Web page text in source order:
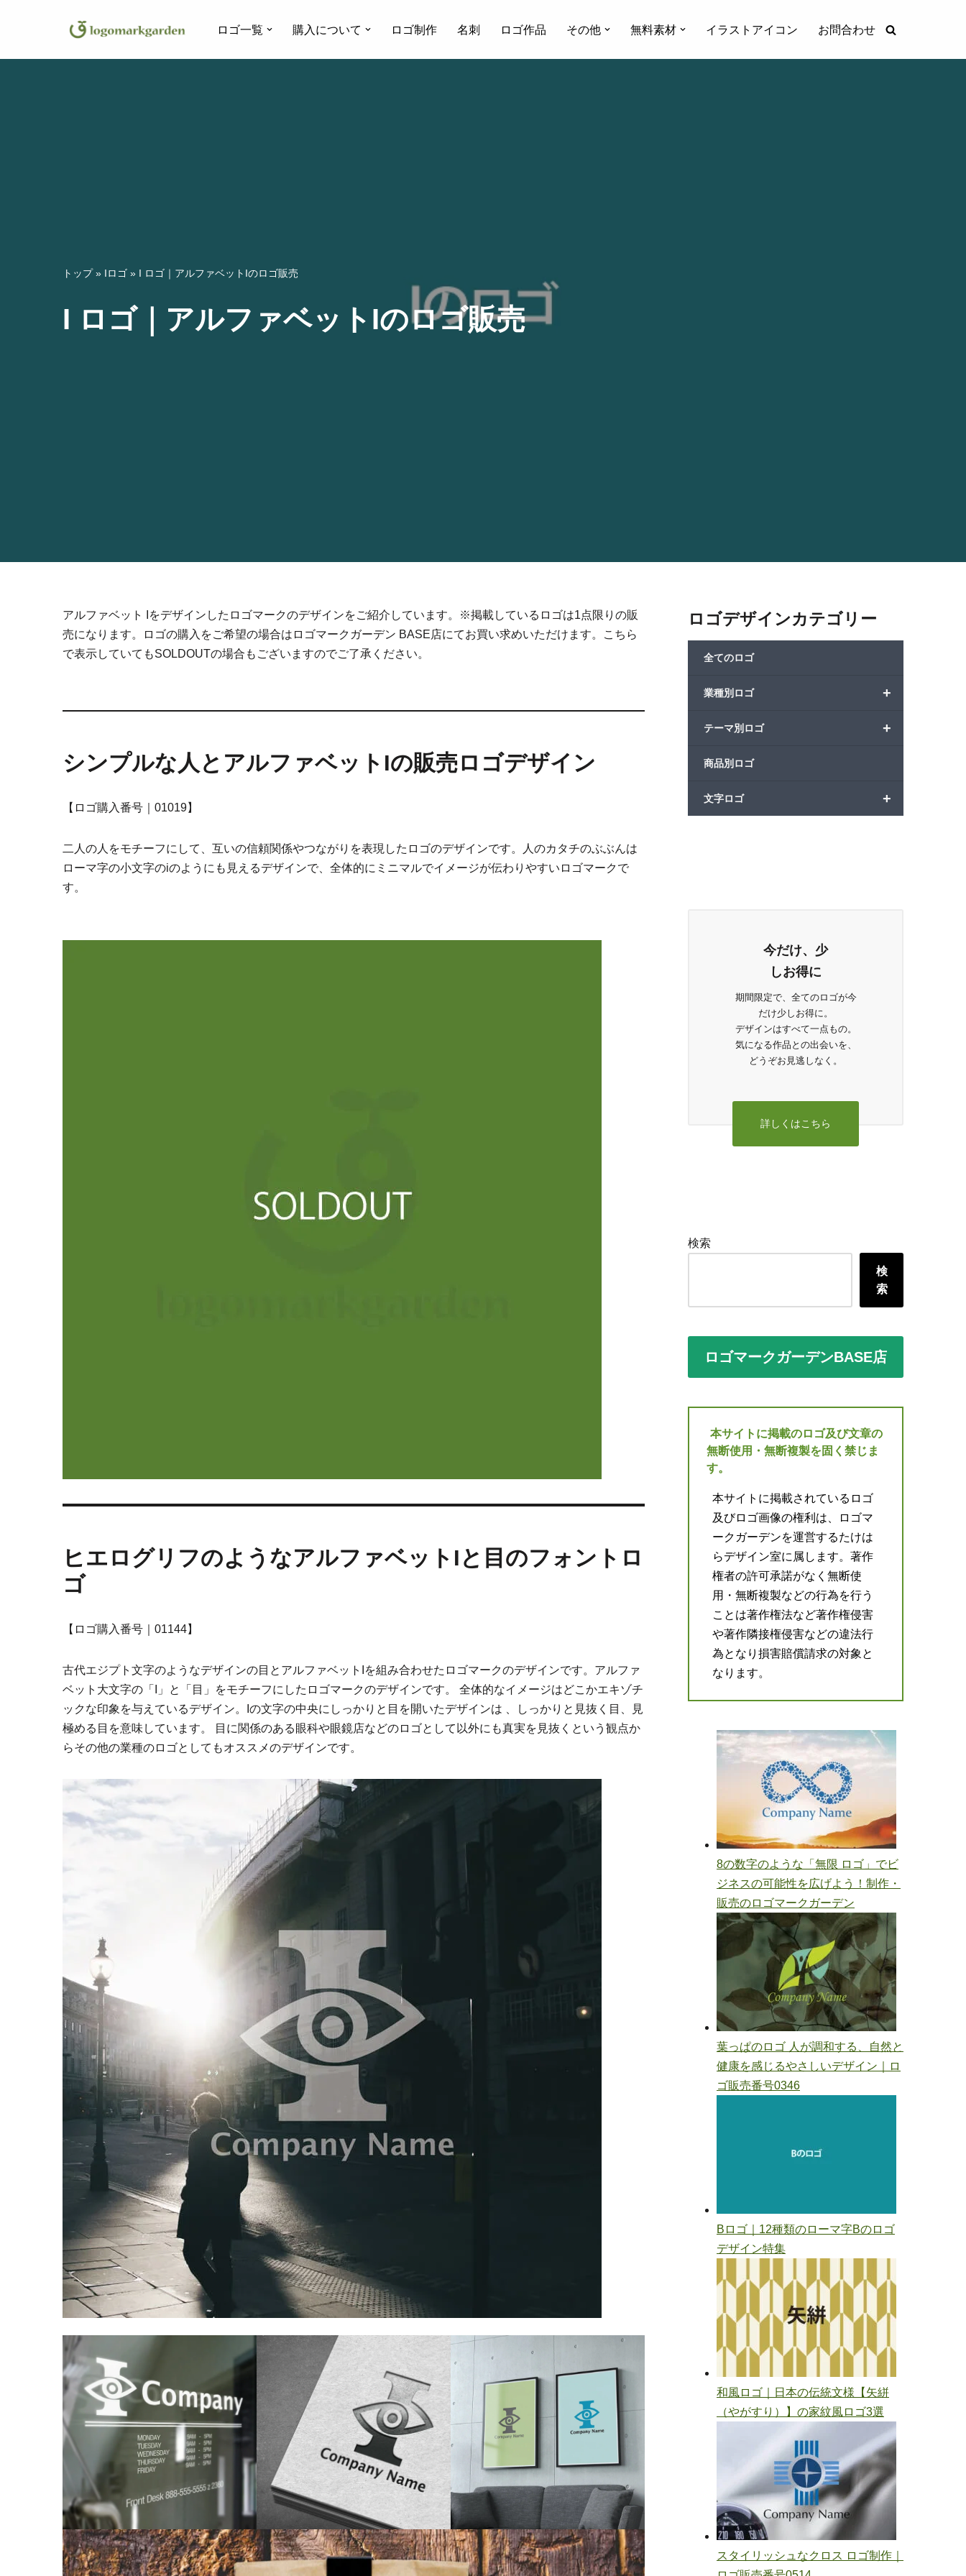
ン
ロゴ一覧 購入について ロゴ制作 名刺 ロゴ作品 その他 無料素材 イラストアイコン お問合わせ
トップ» Iロゴ » I ロゴ｜アルファベットIのロゴ販売
I ロゴ｜アルファベットIのロゴ販売
アルファベット Iをデザインしたロゴマークのデザインをご紹介しています。※掲載しているロゴは1点限りの販
売になります。ロゴの購入をご希望の場合はロゴマークガーデン BASE店にてお買い求めいただけます。こちら
で表示していてもSOLDOUTの場合もございますのでご了承ください。
シンプルな人とアルファベットIの販売ロゴデザイン
【ロゴ購入番号｜01019】
二人の人をモチーフにして、互いの信頼関係やつながりを表現したロゴのデザインです。人のカタチのぶぶんは
ローマ字の小文字のiのようにも見えるデザインで、全体的にミニマルでイメージが伝わりやすいロゴマークで
す。
ヒエログリフのようなアルファベットIと目のフォントロ
ゴ
【ロゴ購入番号｜01144】
古代エジプト文字のようなデザインの目とアルファベットIを組み合わせたロゴマークのデザインです。アルファ
ベット大文字の「I」と「目」をモチーフにしたロゴマークのデザインです。 全体的なイメージはどこかエキゾチ
ックな印象を与えているデザイン。Iの文字の中央にしっかりと目を開いたデザインは 、しっかりと見抜く目、見
極める目を意味しています。 目に関係のある眼科や眼鏡店などのロゴとして以外にも真実を見抜くという観点か
らその他の業種のロゴとしてもオススメのデザインです。
ロゴデザインカテゴリー
全てのロゴ
+
業種別ロゴ
+
テーマ別ロゴ
商品別ロゴ
+
文字ロゴ
今だけ、少
しお得に
期間限定で、全てのロゴが今
だけ少しお得に。
デザインはすべて一点もの。
気になる作品との出会いを、
どうぞお見逃しなく。
詳しくはこちら
検索
検
索
ロゴマークガーデンBASE店
本サイトに掲載のロゴ及び文章の
無断使用・無断複製を固く禁じま
す。
本サイトに掲載されているロゴ
及びロゴ画像の権利は、ロゴマ
ークガーデンを運営するたけは
らデザイン室に属します。著作
権者の許可承諾がなく無断使
用・無断複製などの行為を行う
ことは著作権法など著作権侵害
や著作隣接権侵害などの違法行
為となり損害賠償請求の対象と
なります。